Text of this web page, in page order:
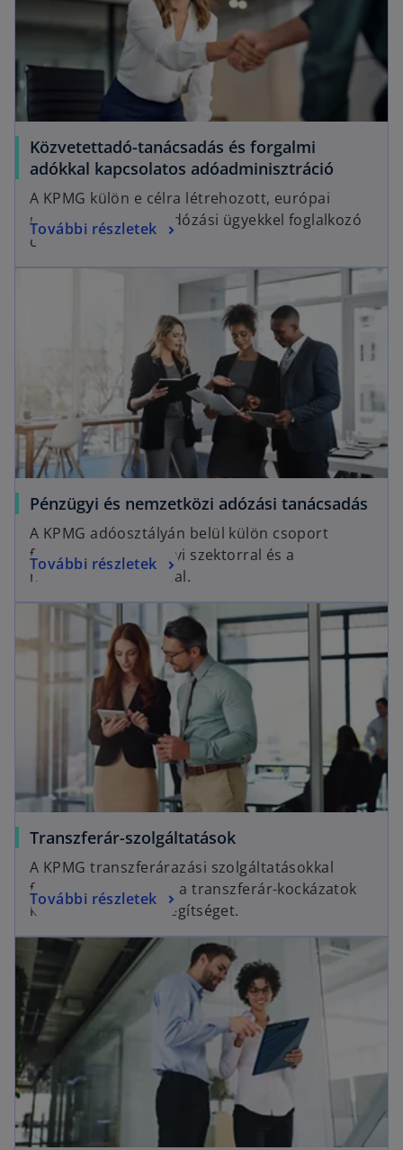
Közvetettadó-tanácsadás és forgalmi
adókkal kapcsolatos adóadminisztráció
A KPMG külön e célra létrehozott, európai
uniós és közvetett adózási ügyekkel foglalkozó
csoportja.
További részletek
Pénzügyi és nemzetközi adózási tanácsadás
A KPMG adóosztályán belül külön csoport
foglalkozik a pénzügyi szektorral és a
nemzetközi adózással.
További részletek
Transzferár-szolgáltatások
A KPMG transzferárazási szolgáltatásokkal
foglalkozó csoportja a transzferár-kockázatok
kezelésében nyújt segítséget.
További részletek